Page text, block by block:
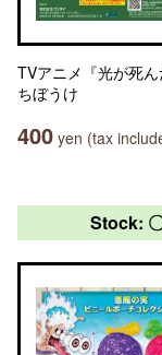
TVアニメ『光が死ん
ちぼうけ
400 yen (tax
Stock: